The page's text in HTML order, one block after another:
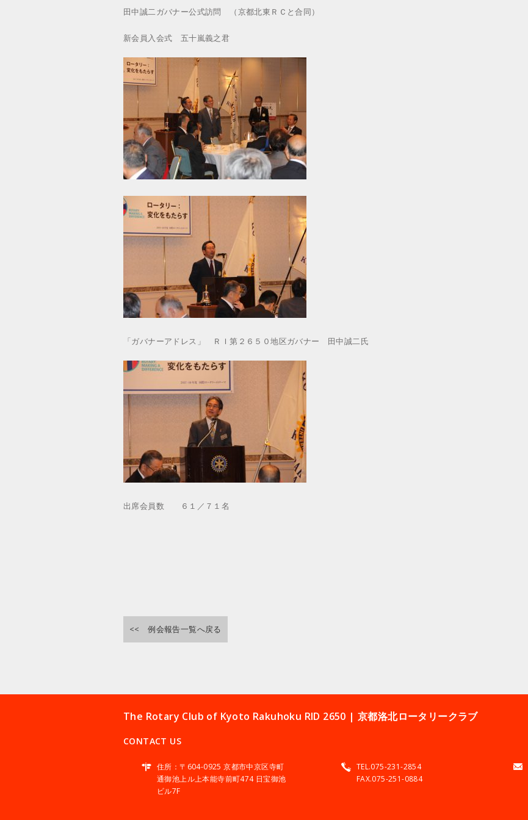
田中誠二ガバナー公式訪問 （京都北東ＲＣと合同）
新会員入会式 五十嵐義之君
「ガバナーアドレス」 ＲＩ第２６５０地区ガバナー 田中誠二氏
出席会員数 ６１／７１名
<< 例会報告一覧へ戻る
The Rotary Club of Kyoto Rakuhoku RID 2650 | 京都洛北ロータリークラブ
CONTACT US
住所：〒604-0925 京都市中京区寺町
通御池上ル上本能寺前町474 日宝御池
ビル7F
TEL.075-231-2854
FAX.075-251-0884